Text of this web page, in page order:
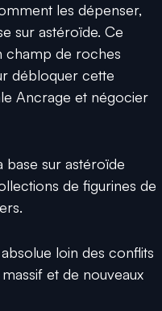
les dépenser,
sur astéroïde. Ce
champ de roches
débloquer cette
Ancrage et négocier
base sur astéroïde
de figurines de
loin des conflits
et de nouveaux